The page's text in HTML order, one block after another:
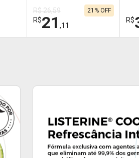
R$ 26,59
R$21 ,11
21% OFF
R$